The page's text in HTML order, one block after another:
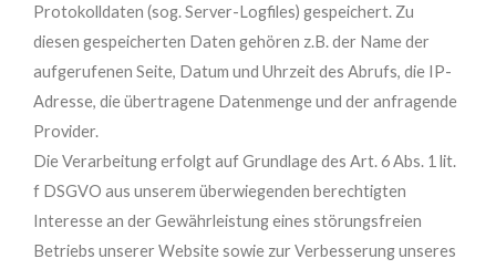
Protokolldaten (sog. Server-Logfiles) gespeichert. Zu
diesen gespeicherten Daten gehören z.B. der Name der
aufgerufenen Seite, Datum und Uhrzeit des Abrufs, die IP-
Adresse, die übertragene Datenmenge und der anfragende
Provider.
Die Verarbeitung erfolgt auf Grundlage des Art. 6 Abs. 1 lit.
f DSGVO aus unserem überwiegenden berechtigten
Interesse an der Gewährleistung eines störungsfreien
Betriebs unserer Website sowie zur Verbesserung unseres